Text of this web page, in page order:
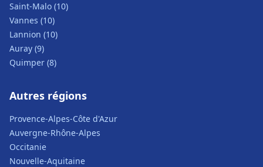
Saint-Malo (10)
Vannes (10)
Lannion (10)
Auray (9)
Quimper (8)
Autres régions
Provence-Alpes-Côte d'Azur
Auvergne-Rhône-Alpes
Occitanie
Nouvelle-Aquitaine